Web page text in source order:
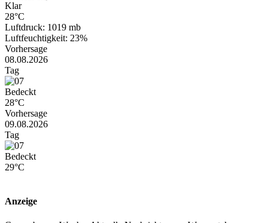
Klar
28°C
Luftdruck: 1019 mb
Luftfeuchtigkeit: 23%
Vorhersage
08.08.2026
Tag
Bedeckt
28°C
Vorhersage
09.08.2026
Tag
Bedeckt
29°C
Anzeige